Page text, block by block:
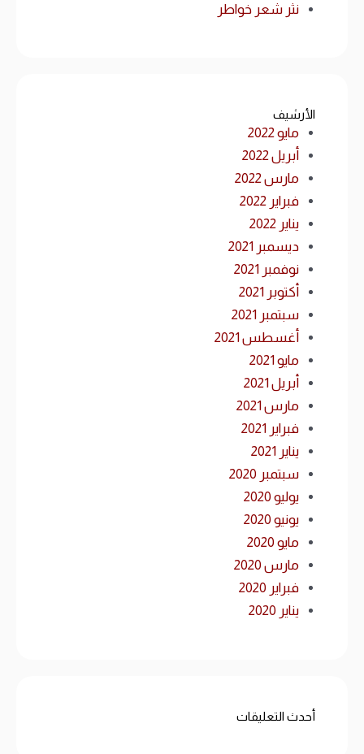
نثر شعر خواطر
الأرشيف
مايو 2022
أبريل 2022
مارس 2022
فبراير 2022
يناير 2022
ديسمبر 2021
نوفمبر 2021
أكتوبر 2021
سبتمبر 2021
أغسطس 2021
مايو 2021
أبريل 2021
مارس 2021
فبراير 2021
يناير 2021
سبتمبر 2020
يوليو 2020
يونيو 2020
مايو 2020
مارس 2020
فبراير 2020
يناير 2020
أحدث التعليقات